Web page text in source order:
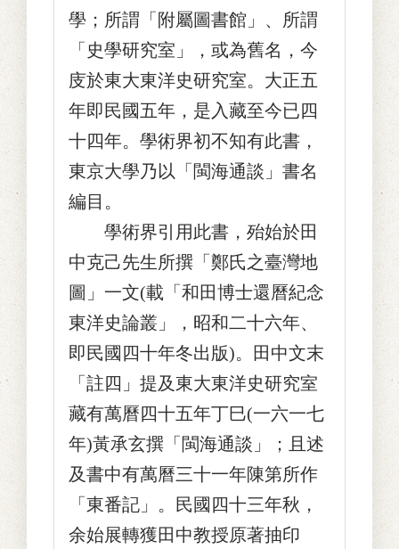
學；所謂「附屬圖書館」、所謂
「史學研究室」，或為舊名，今
庋於東大東洋史研究室。大正五
年即民國五年，是入藏至今已四
十四年。學術界初不知有此書，
東京大學乃以「閩海通談」書名
編目。
學術界引用此書，殆始於田
中克己先生所撰「鄭氏之臺灣地
圖」一文(載「和田博士還曆紀念
東洋史論叢」，昭和二十六年、
即民國四十年冬出版)。田中文末
「註四」提及東大東洋史研究室
藏有萬曆四十五年丁巳(一六一七
年)黃承玄撰「閩海通談」；且述
及書中有萬曆三十一年陳第所作
「東番記」。民國四十三年秋，
余始展轉獲田中教授原著抽印